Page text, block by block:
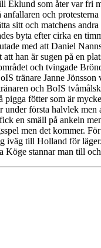
Eklund som åter var fri
och
sitt och matchens
byta efter cirka en
med att Daniel
han är sugen på en
och tvingade
tränare Janne
och BoIS
fötter som är
under första halvlek
en smäll på ankeln
men det kommer.
iväg till Holland för
Köge stannar man till